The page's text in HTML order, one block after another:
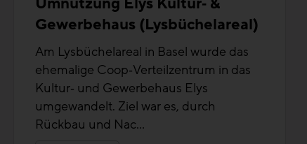
Gewerbehaus (Lysbüchelareal)
Am Lysbüchelareal in Basel wurde das
ehemalige Coop‑Verteilzentrum in das
Kultur‑ und Gewerbehaus Elys
umgewandelt. Ziel war es, durch
Rückbau und Nac...